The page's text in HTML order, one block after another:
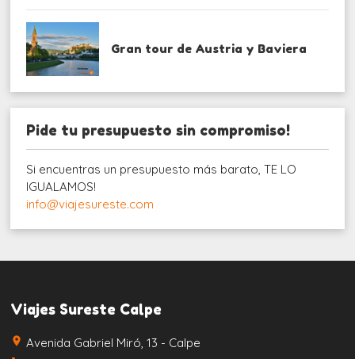
Gran tour de Austria y Baviera
Pide tu presupuesto sin compromiso!
Si encuentras un presupuesto más barato, TE LO
IGUALAMOS!
info@viajesureste.com
Viajes Sureste Calpe
place Avenida Gabriel Miró, 13 - Calpe